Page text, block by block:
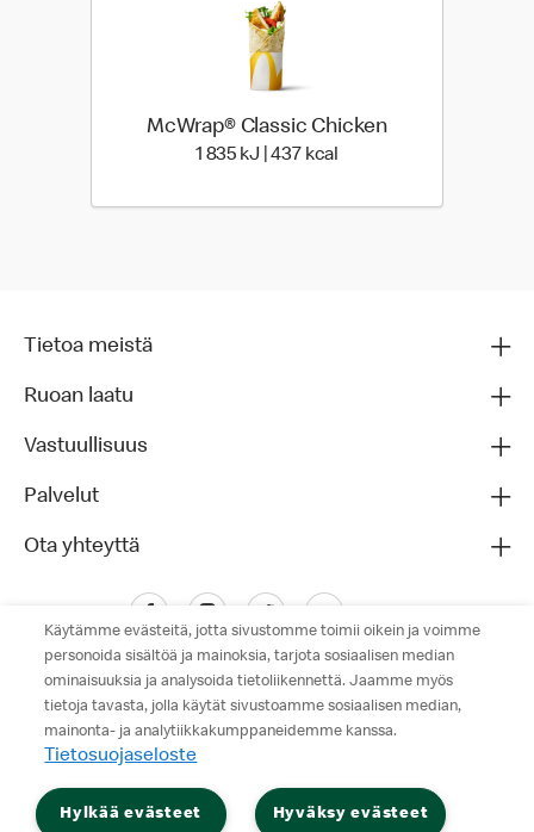
McWrap® Classic Chicken
1 835 kJ | 437 kcal
Tietoa meistä
Ruoan laatu
Vastuullisuus
Palvelut
Ota yhteyttä
Tietosuojaseloste
Käytämme evästeitä, jotta sivustomme toimii oikein ja voimme
personoida sisältöä ja mainoksia, tarjota sosiaalisen median
ominaisuuksia ja analysoida tietoliikennettä. Jaamme myös
tietoja tavasta, jolla käytät sivustoamme sosiaalisen median,
mainonta- ja analytiikkakumppaneidemme kanssa.
Tietosuojaseloste
Hyväksy evästeet
Hylkää evästeet